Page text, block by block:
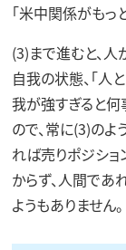
「米中関係がもっ
(3)まで進むと、
自我の状態、「人
我が強すぎると何
ので、常に(3)の
れば売りポジショ
からず、人間であ
ようもありません。